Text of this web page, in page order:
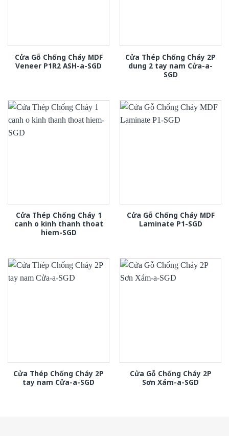
Cửa Gỗ Chống Cháy MDF
Veneer P1R2 ASH-a-SGD
Cửa Thép Chống Cháy 2P
dung 2 tay nam Cửa-a-
SGD
Cửa Thép Chống Cháy 1
canh o kinh thanh thoat
hiem-SGD
Cửa Gỗ Chống Cháy MDF
Laminate P1-SGD
Cửa Thép Chống Cháy 2P
tay nam Cửa-a-SGD
Cửa Gỗ Chống Cháy 2P
Sơn Xám-a-SGD